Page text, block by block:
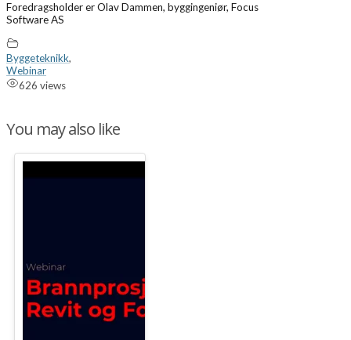
Foredragsholder er Olav Dammen, byggingeniør, Focus
Software AS
Byggeteknikk,
Webinar
626 views
You may also like